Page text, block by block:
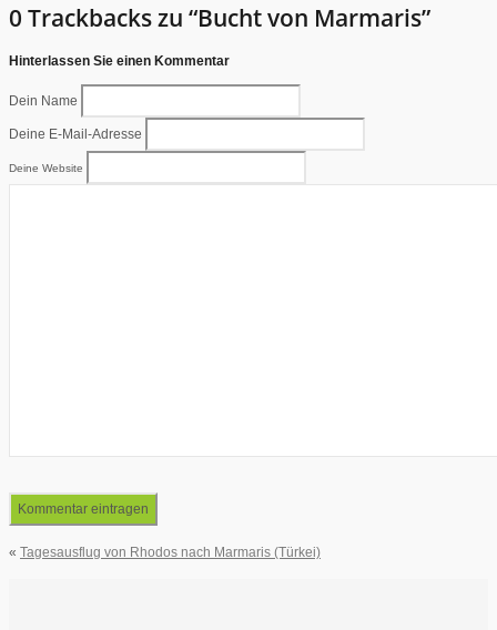
0 Trackbacks zu “Bucht von Marmaris”
Hinterlassen Sie einen Kommentar
Dein Name
Deine E-Mail-Adresse
Deine Website
« Tagesausflug von Rhodos nach Marmaris (Türkei)